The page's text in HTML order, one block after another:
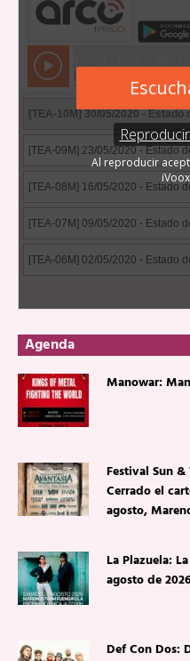
Agenda
Manowar:
Festival Sun
Cerrado el
agosto,
La Plazuela:
agosto de
Def Con Dos: